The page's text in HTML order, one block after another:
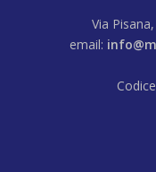
Via
email: